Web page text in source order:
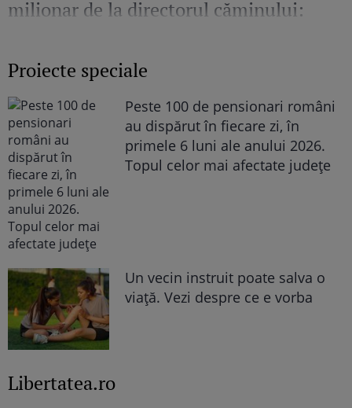
milionar de la directorul căminului:
Proiecte speciale
Peste 100 de pensionari români
au dispărut în fiecare zi, în
primele 6 luni ale anului 2026.
Topul celor mai afectate județe
Un vecin instruit poate salva o
viață. Vezi despre ce e vorba
Libertatea.ro